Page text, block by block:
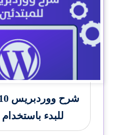
للبدء